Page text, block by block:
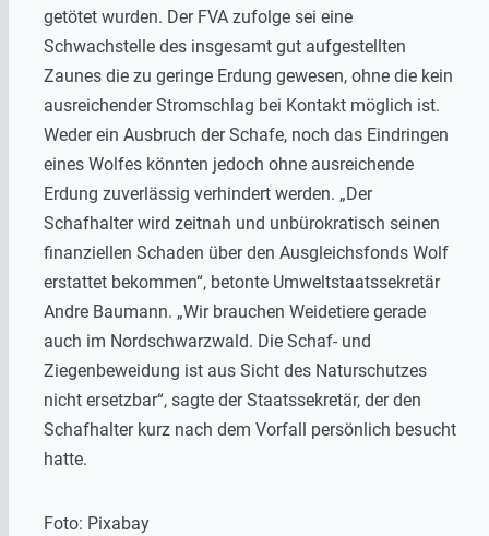
getötet wurden. Der FVA zufolge sei eine
Schwachstelle des insgesamt gut aufgestellten
Zaunes die zu geringe Erdung gewesen, ohne die kein
ausreichender Stromschlag bei Kontakt möglich ist.
Weder ein Ausbruch der Schafe, noch das Eindringen
eines Wolfes könnten jedoch ohne ausreichende
Erdung zuverlässig verhindert werden. „Der
Schafhalter wird zeitnah und unbürokratisch seinen
finanziellen Schaden über den Ausgleichsfonds Wolf
erstattet bekommen“, betonte Umweltstaatssekretär
Andre Baumann. „Wir brauchen Weidetiere gerade
auch im Nordschwarzwald. Die Schaf- und
Ziegenbeweidung ist aus Sicht des Naturschutzes
nicht ersetzbar“, sagte der Staatssekretär, der den
Schafhalter kurz nach dem Vorfall persönlich besucht
hatte.
Foto: Pixabay